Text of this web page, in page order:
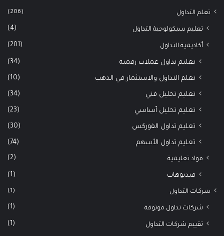
تعلم التداول (206)
تعليم سيكولوجية التداول (4)
أكاديمية التداول (201)
تعليم تداول عملات رقمية (34)
تعلم التداول والاستثمار في الذهب (10)
تعليم تحليل فني (34)
تعليم تحليل أساسي (23)
تعليم تداول الفوركس (30)
تعليم تداول الأسهم (74)
مواد تعليمية (2)
فيديوهات (1)
شركات التداول (1)
شركات تداول موثوقة (1)
تقييم شركات التداول (1)